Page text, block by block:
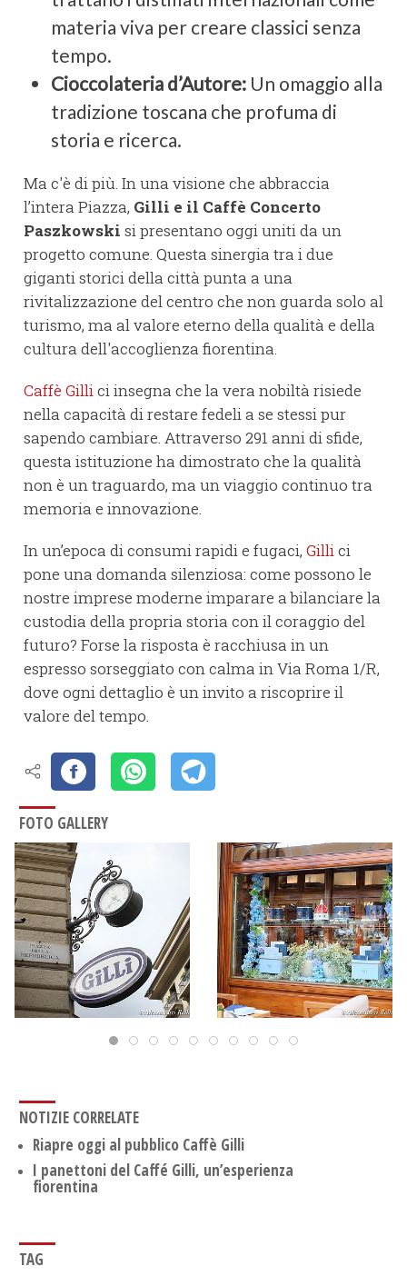
materia viva per creare classici senza
tempo.
Cioccolateria d’Autore: Un omaggio alla
tradizione toscana che profuma di
storia e ricerca.
Ma c'è di più. In una visione che abbraccia
l’intera Piazza, Gilli e il Caffè Concerto
Paszkowski si presentano oggi uniti da un
progetto comune. Questa sinergia tra i due
giganti storici della città punta a una
rivitalizzazione del centro che non guarda solo al
turismo, ma al valore eterno della qualità e della
cultura dell'accoglienza fiorentina.
Caffè Gilli ci insegna che la vera nobiltà risiede
nella capacità di restare fedeli a se stessi pur
sapendo cambiare. Attraverso 291 anni di sfide,
questa istituzione ha dimostrato che la qualità
non è un traguardo, ma un viaggio continuo tra
memoria e innovazione.
In un’epoca di consumi rapidi e fugaci, Gilli ci
pone una domanda silenziosa: come possono le
nostre imprese moderne imparare a bilanciare la
custodia della propria storia con il coraggio del
futuro? Forse la risposta è racchiusa in un
espresso sorseggiato con calma in Via Roma 1/R,
dove ogni dettaglio è un invito a riscoprire il
valore del tempo.
FOTO GALLERY
NOTIZIE CORRELATE
Riapre oggi al pubblico Caffè Gilli
I panettoni del Caffé Gilli, un’esperienza
fiorentina
TAG